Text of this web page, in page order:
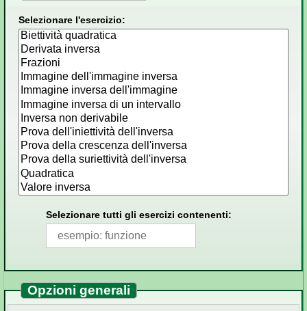
Selezionare l'esercizio:
Selezionare tutti gli esercizi contenenti:
Opzioni generali